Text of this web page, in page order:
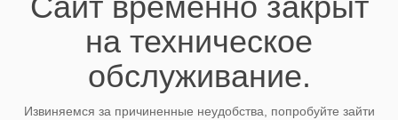
на техническое
обслуживание.
Извиняемся за причиненные неудобства, попробуйте зайти